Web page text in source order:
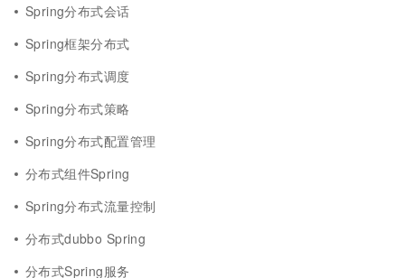
Spring分布式会话
Spring框架分布式
Spring分布式调度
Spring分布式策略
Spring分布式配置管理
分布式组件Spring
Spring分布式流量控制
分布式dubbo Spring
分布式Spring服务